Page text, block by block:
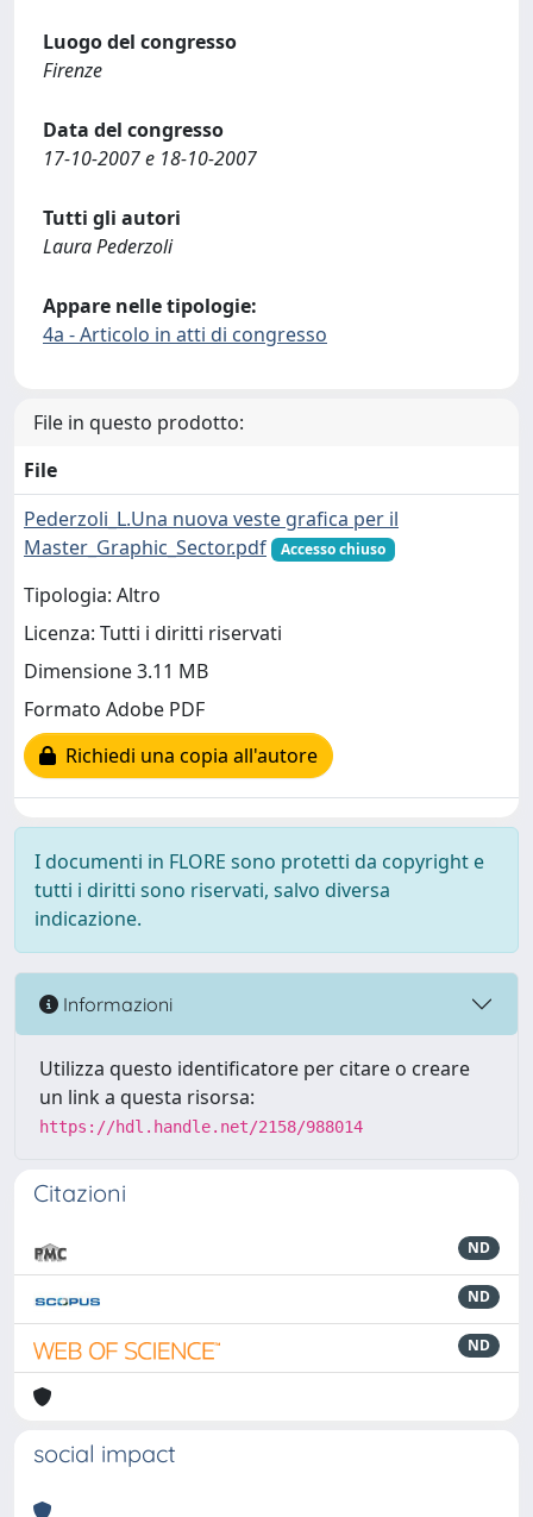
Luogo del congresso
Firenze
Data del congresso
17-10-2007 e 18-10-2007
Tutti gli autori
Laura Pederzoli
Appare nelle tipologie:
4a - Articolo in atti di congresso
File in questo prodotto:
File
Pederzoli_L.Una nuova veste grafica per il
Master_Graphic_Sector.pdf
Accesso chiuso
Tipologia: Altro
Licenza: Tutti i diritti riservati
Dimensione 3.11 MB
Formato Adobe PDF
Richiedi una copia all'autore
I documenti in FLORE sono protetti da copyright e
tutti i diritti sono riservati, salvo diversa
indicazione.
Informazioni
Utilizza questo identificatore per citare o creare
un link a questa risorsa:
https://hdl.handle.net/2158/988014
Citazioni
ND
ND
ND
social impact